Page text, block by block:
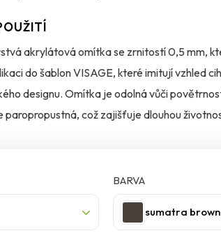
akrylátová omítka se zrnitostí 0,5 mm,
do šablon VISAGE, které imitují vzhled
designu. Omítka je odolná vůči
což zajišťuje dlouhou
Je dostupná ve 12 odstínech řady Visage
použitím tepelně izolačních desek z
BARVA
sumatra brown